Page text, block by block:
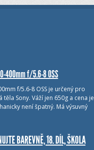
400mm f/5.6-8 OSS
f/5.6-8 OSS je určený pro
Sony. Váží jen 650g a cena je
není špatný. Má výsuvný
BAREVNĚ, 18. DÍL, ŠKOLA